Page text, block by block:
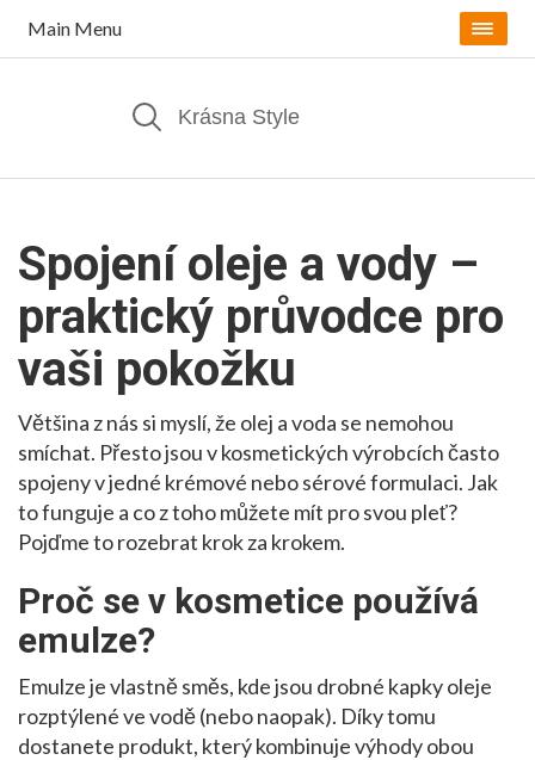
Main Menu
Spojení oleje a vody –
praktický průvodce pro
vaši pokožku
Většina z nás si myslí, že olej a voda se nemohou
smíchat. Přesto jsou v kosmetických výrobcích často
spojeny v jedné krémové nebo sérové formulaci. Jak
to funguje a co z toho můžete mít pro svou pleť?
Pojďme to rozebrat krok za krokem.
Proč se v kosmetice používá
emulze?
Emulze je vlastně směs, kde jsou drobné kapky oleje
rozptýlené ve vodě (nebo naopak). Díky tomu
dostanete produkt, který kombinuje výhody obou